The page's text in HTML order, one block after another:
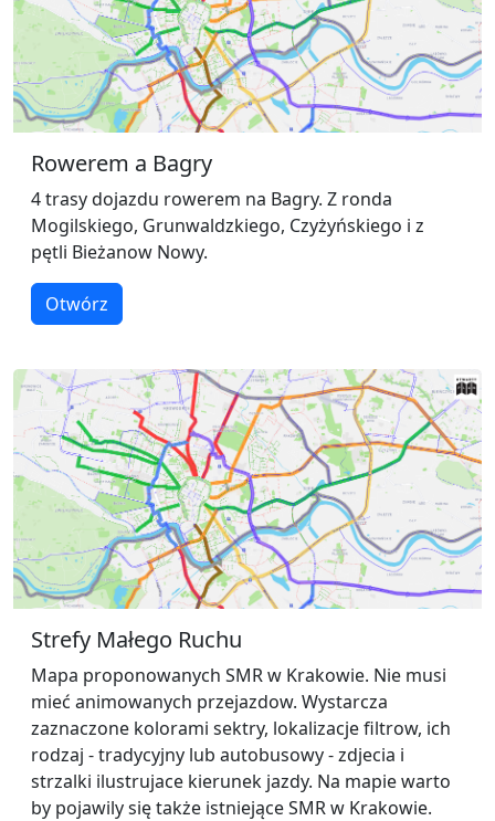
Rowerem a Bagry
4 trasy dojazdu rowerem na Bagry. Z ronda
Mogilskiego, Grunwaldzkiego, Czyżyńskiego i z
pętli Bieżanow Nowy.
Otwórz
Strefy Małego Ruchu
Mapa proponowanych SMR w Krakowie. Nie musi
mieć animowanych przejazdow. Wystarcza
zaznaczone kolorami sektry, lokalizacje filtrow, ich
rodzaj - tradycyjny lub autobusowy - zdjecia i
strzalki ilustrujace kierunek jazdy. Na mapie warto
by pojawily się także istniejące SMR w Krakowie.